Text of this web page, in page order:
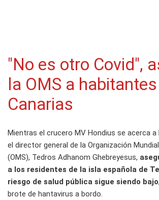
"No es otro Covid",
la OMS a
Canarias
Mientras el crucero MV Hondius se acerca a
el director general de la Organización
(OMS), Tedros Adhanom Ghebreyesus,
a los residentes de la isla española de
riesgo de salud pública sigue siendo bajo
brote de hantavirus a bordo.